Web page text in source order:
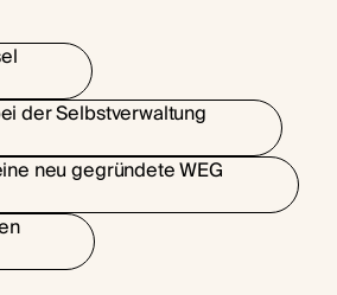
der Selbstverwaltung
neu gegründete WEG